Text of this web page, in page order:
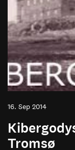
16. Sep 2014
Tromsø